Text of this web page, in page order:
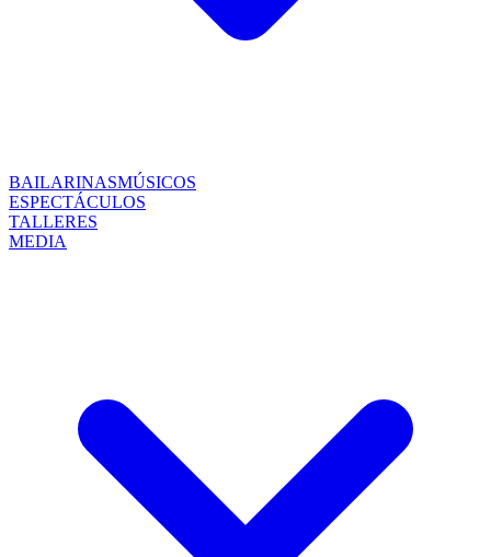
BAILARINASMÚSICOS
ESPECTÁCULOS
TALLERES
MEDIA